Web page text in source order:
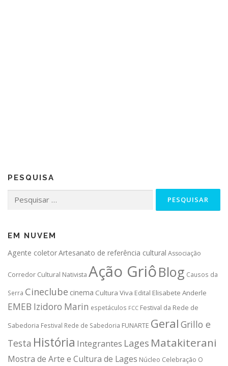
PESQUISA
por:
EM NUVEM
Agente coletorArtesanato de referência cultural Associação
Corredor Cultural Nativista Ação GriôBlog Causos da
Serra Cineclube cinema Cultura Viva Edital Elisabete Anderle
EMEB Izidoro Marin espetáculos FCC Festival da Rede de
Sabedoria Festival Rede de Sabedoria FUNARTE Geral Grillo e
Testa História Integrantes Lages Matakiterani
Mostra de Arte e Cultura de Lages Núcleo Celebração O